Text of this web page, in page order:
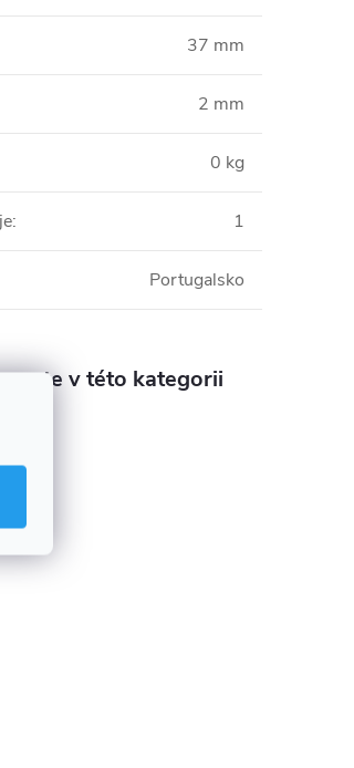
37 mm
2 mm
0 kg
: 1
Portugalsko
v této kategorii